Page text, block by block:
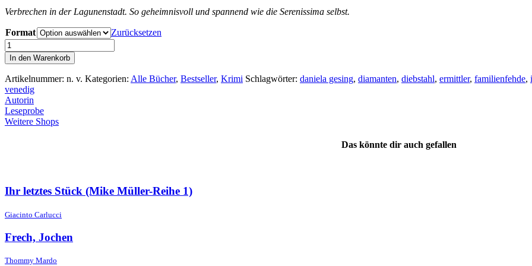
Verbrechen in der Lagunenstadt. So geheimnisvoll und spannend wie die Serenissima selbst.
Format
Zurücksetzen
Venezianische
Feindschaft
(Luca
Brassoni-
Reihe
7)
Menge
In den Warenkorb
Artikelnummer: n. v. Kategorien: Alle Bücher, Bestseller, Krimi Schlagwörter: daniela gesing, diamanten, diebstahl, ermittler, familienfehde,
venedig
Autorin
Leseprobe
Weitere Shops
Das könnte dir auch gefallen
Ihr letztes Stück (Mike Müller-Reihe 1)
Giacinto Carlucci
Frech, Jochen
Thommy Mardo